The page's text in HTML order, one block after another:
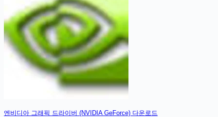
엔비디아 그래픽 드라이버 (NVIDIA GeForce) 다운로드